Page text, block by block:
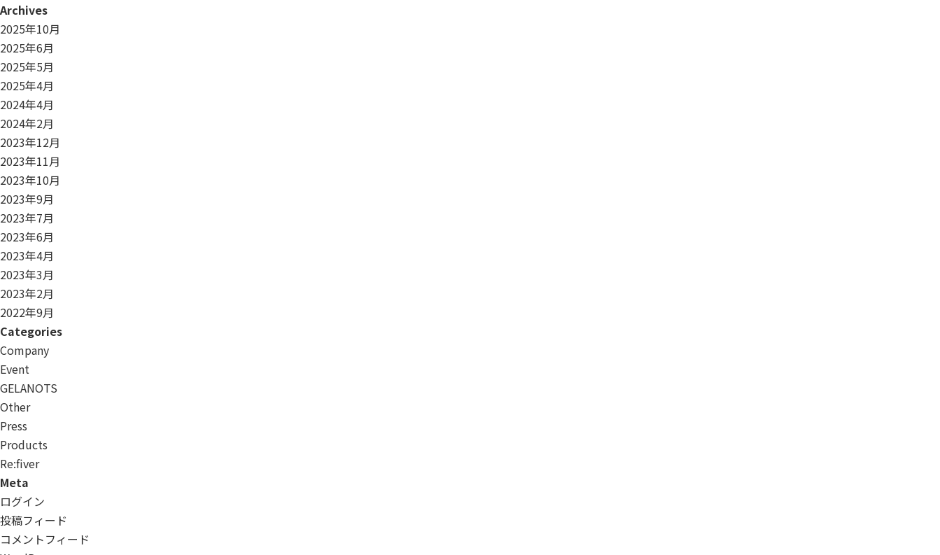
Archives
2025年10月
2025年6月
2025年5月
2025年4月
2024年4月
2024年2月
2023年12月
2023年11月
2023年10月
2023年9月
2023年7月
2023年6月
2023年4月
2023年3月
2023年2月
2022年9月
Categories
Company
Event
GELANOTS
Other
Press
Products
Re:ﬁver
Meta
ログイン
投稿フィード
コメントフィード